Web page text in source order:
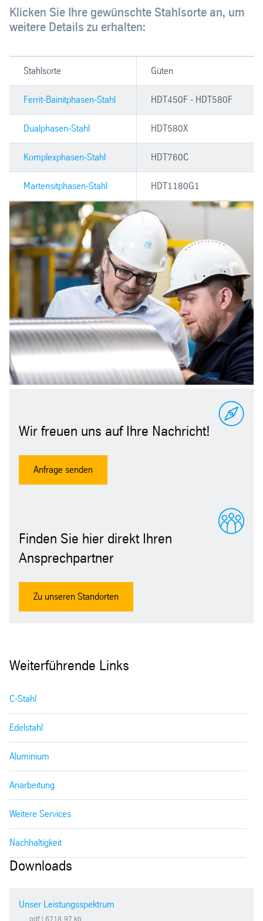
Klicken Sie Ihre gewünschte Stahlsorte an, um
weitere Details zu erhalten:
Stahlsorte Güten
Ferrit-Bainitphasen-Stahl HDT450F - HDT580F
Dualphasen-Stahl HDT580X
Komplexphasen-Stahl HDT760C
Martensitphasen-Stahl HDT1180G1
Wir freuen uns auf Ihre Nachricht!
Anfrage senden
Finden Sie hier direkt Ihren
Ansprechpartner
Zu unseren Standorten
Weiterführende Links
C-Stahl
Edelstahl
Aluminium
Anarbeitung
Weitere Services
Nachhaltigkeit
Downloads
Unser Leistungsspektrum
pdf | 6718.97 kb